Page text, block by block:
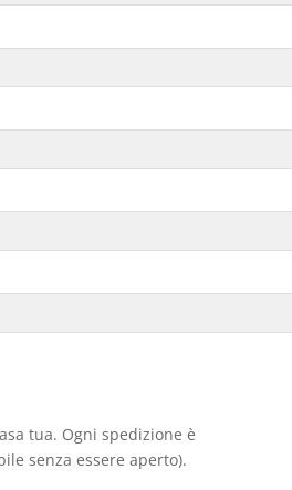
tua. Ogni spedizione è
senza essere aperto).